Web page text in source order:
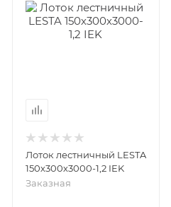
Лоток лестничный LESTA
150х300х3000-1,2 IEK
Заказная